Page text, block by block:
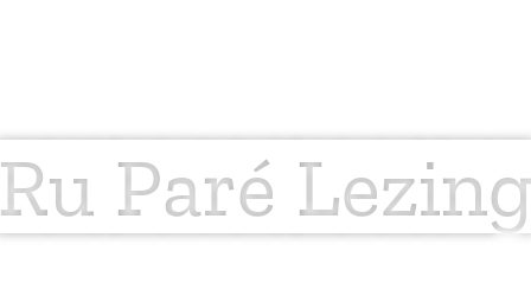
Ru Paré Lezing